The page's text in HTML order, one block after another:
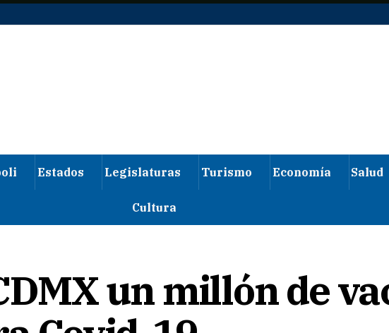
Estados Legislaturas Turismo Economía Salud
Cultura
un millón de